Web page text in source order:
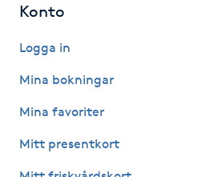
Hollywood Peel
Hot yoga
Hudföryngring
Konto
Logga in
Mina bokningar
Mina favoriter
Mitt presentkort